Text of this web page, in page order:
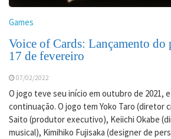
Games
Voice of Cards: Lançamento
17 de fevereiro
07/02/2022
O jogo teve seu início em outubro de 2021,
continuação. O jogo tem Yoko Taro (diretor
Saito (produtor executivo), Keiichi Okabe
musical), Kimihiko Fujisaka (designer de